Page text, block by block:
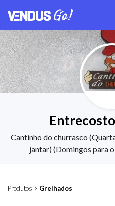
Cantinho do churrasco
jantar) (Domingos para
Produtos > Grelhados